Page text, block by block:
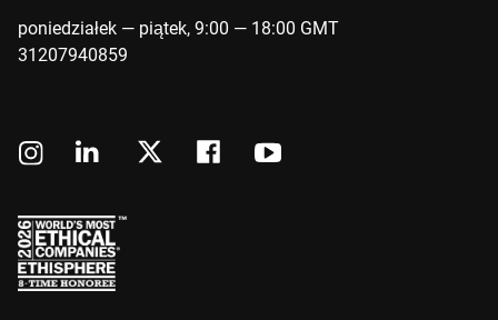
poniedziałek — piątek, 9:00 — 18:00 GMT
31207940859